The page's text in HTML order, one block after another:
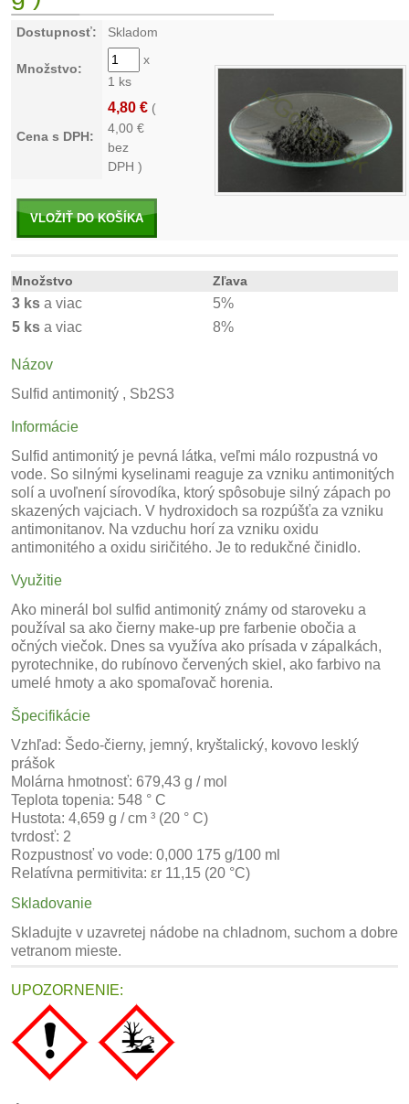
Dostupnosť: Skladom
Množstvo:
x
1 ks
Cena s DPH:
4,80 € (
4,00 €
bez
DPH )
VLOŽIŤ DO KOŠÍKA
Množstvo Zľava
3 ks a viac
5%
5 ks a viac 8%
Názov
Sulfid antimonitý , Sb2S3
Informácie
Sulfid antimonitý je pevná látka, veľmi málo rozpustná vo
vode. So silnými kyselinami reaguje za vzniku antimonitých
solí a uvoľnení sírovodíka, ktorý spôsobuje silný zápach po
skazených vajciach. V hydroxidoch sa rozpúšťa za vzniku
antimonitanov. Na vzduchu horí za vzniku oxidu
antimonitého a oxidu siričitého. Je to redukčné činidlo.
Využitie
Ako minerál bol sulfid antimonitý známy od staroveku a
používal sa ako čierny make-up pre farbenie obočia a
očných viečok. Dnes sa využíva ako prísada v zápalkách,
pyrotechnike, do rubínovo červených skiel, ako farbivo na
umelé hmoty a ako spomaľovač horenia.
Špecifikácie
Vzhľad: Šedo-čierny, jemný, kryštalický, kovovo lesklý
prášok
Molárna hmotnosť: 679,43 g / mol
Teplota topenia: 548 ° C
Hustota: 4,659 g / cm ³ (20 ° C)
tvrdosť: 2
Rozpustnosť vo vode: 0,000 175 g/100 ml
Relatívna permitivita: εr 11,15 (20 °C)
Skladovanie
Skladujte v uzavretej nádobe na chladnom, suchom a dobre
vetranom mieste.
UPOZORNENIE: